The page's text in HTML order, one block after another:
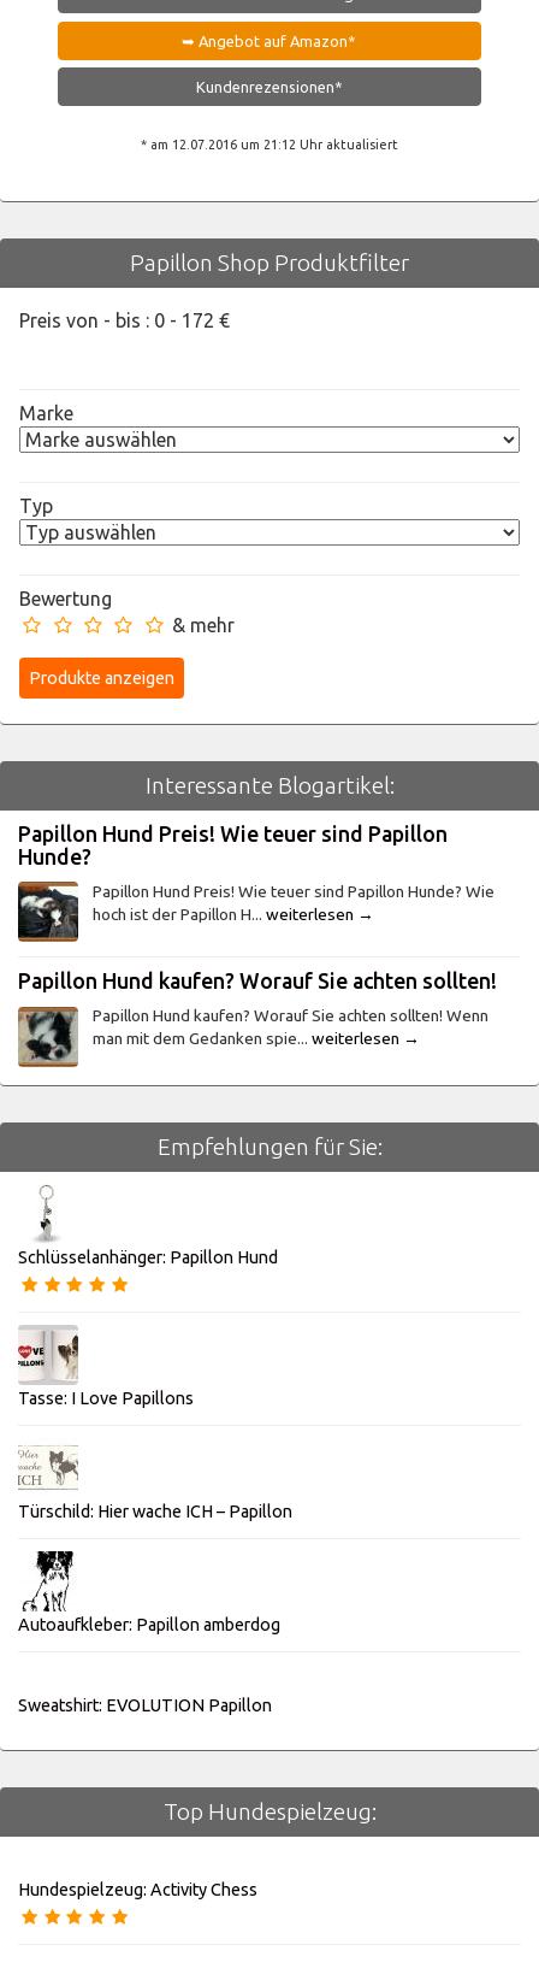
➥ Angebot auf Amazon*
Kundenrezensionen*
* am 12.07.2016 um 21:12 Uhr aktualisiert
Papillon Shop Produktfilter
Preis von - bis : 0 - 172 €
Marke
Typ
Bewertung
& mehr
Interessante Blogartikel:
Papillon Hund Preis! Wie teuer sind Papillon
Hunde?
Papillon Hund Preis! Wie teuer sind Papillon Hunde? Wie
hoch ist der Papillon H... weiterlesen →
Papillon Hund kaufen? Worauf Sie achten sollten!
Papillon Hund kaufen? Worauf Sie achten sollten! Wenn
man mit dem Gedanken spie... weiterlesen →
Empfehlungen für Sie:
Schlüsselanhänger: Papillon Hund
Tasse: I Love Papillons
Türschild: Hier wache ICH – Papillon
Autoaufkleber: Papillon amberdog
Sweatshirt: EVOLUTION Papillon
Top Hundespielzeug:
Hundespielzeug: Activity Chess